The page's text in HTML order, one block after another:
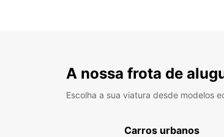
A nossa frota de
Escolha a sua viatura desde modelos
Carros urbanos